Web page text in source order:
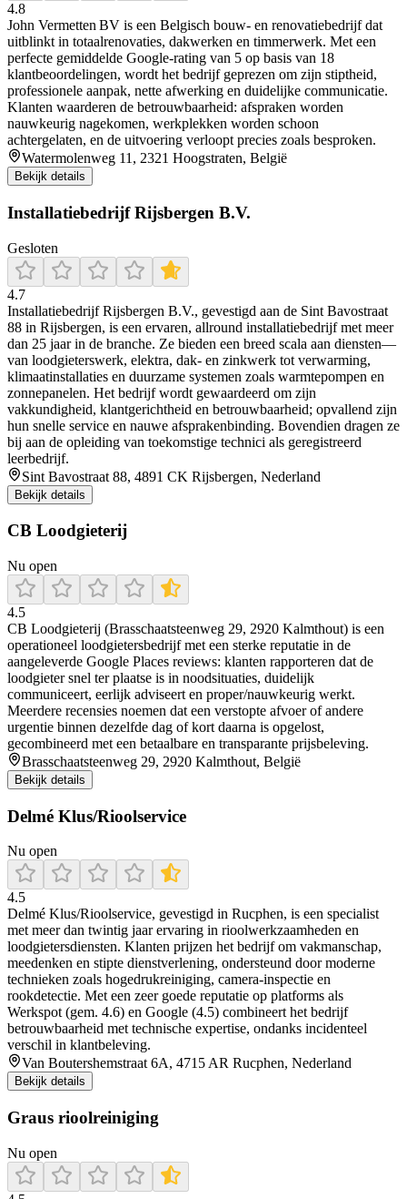
4.8
John Vermetten BV is een Belgisch bouw- en renovatiebedrijf dat
uitblinkt in totaalrenovaties, dakwerken en timmerwerk. Met een
perfecte gemiddelde Google-rating van 5 op basis van 18
klantbeoordelingen, wordt het bedrijf geprezen om zijn stiptheid,
professionele aanpak, nette afwerking en duidelijke communicatie.
Klanten waarderen de betrouwbaarheid: afspraken worden
nauwkeurig nagekomen, werkplekken worden schoon
achtergelaten, en de uitvoering verloopt precies zoals besproken.
Watermolenweg 11, 2321 Hoogstraten, België
Bekijk details
Installatiebedrijf Rijsbergen B.V.
Gesloten
4.7
Installatiebedrijf Rijsbergen B.V., gevestigd aan de Sint Bavostraat
88 in Rijsbergen, is een ervaren, allround installatiebedrijf met meer
dan 25 jaar in de branche. Ze bieden een breed scala aan diensten—
van loodgieterswerk, elektra, dak- en zinkwerk tot verwarming,
klimaatinstallaties en duurzame systemen zoals warmtepompen en
zonnepanelen. Het bedrijf wordt gewaardeerd om zijn
vakkundigheid, klantgerichtheid en betrouwbaarheid; opvallend zijn
hun snelle service en nauwe afsprakenbinding. Bovendien dragen ze
bij aan de opleiding van toekomstige technici als geregistreerd
leerbedrijf.
Sint Bavostraat 88, 4891 CK Rijsbergen, Nederland
Bekijk details
CB Loodgieterij
Nu open
4.5
CB Loodgieterij (Brasschaatsteenweg 29, 2920 Kalmthout) is een
operationeel loodgietersbedrijf met een sterke reputatie in de
aangeleverde Google Places reviews: klanten rapporteren dat de
loodgieter snel ter plaatse is in noodsituaties, duidelijk
communiceert, eerlijk adviseert en proper/nauwkeurig werkt.
Meerdere recensies noemen dat een verstopte afvoer of andere
urgentie binnen dezelfde dag of kort daarna is opgelost,
gecombineerd met een betaalbare en transparante prijsbeleving.
Brasschaatsteenweg 29, 2920 Kalmthout, België
Bekijk details
Delmé Klus/Rioolservice
Nu open
4.5
Delmé Klus/Rioolservice, gevestigd in Rucphen, is een specialist
met meer dan twintig jaar ervaring in rioolwerkzaamheden en
loodgietersdiensten. Klanten prijzen het bedrijf om vakmanschap,
meedenken en stipte dienstverlening, ondersteund door moderne
technieken zoals hogedrukreiniging, camera-inspectie en
rookdetectie. Met een zeer goede reputatie op platforms als
Werkspot (gem. 4.6) en Google (4.5) combineert het bedrijf
betrouwbaarheid met technische expertise, ondanks incidenteel
verschil in klantbeleving.
Van Boutershemstraat 6A, 4715 AR Rucphen, Nederland
Bekijk details
Graus rioolreiniging
Nu open